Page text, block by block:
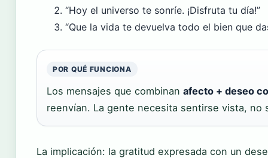
“Hoy el universo te sonríe. ¡Disfruta tu día!”
“Que la vida te devuelva todo el bien que
POR QUÉ FUNCIONA
Los mensajes que combinan afecto + deseo
reenvían. La gente necesita sentirse vista, no
La implicación: la gratitud expresada con un